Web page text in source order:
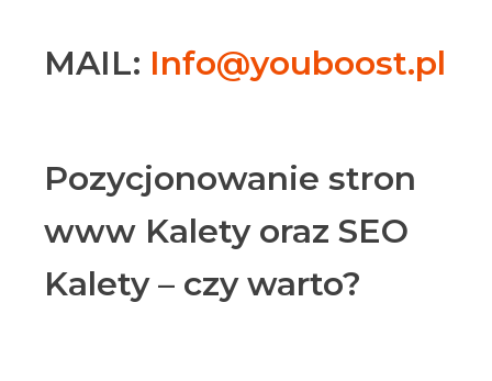
MAIL: Info@youboost.pl
Pozycjonowanie stron
www Kalety oraz SEO
Kalety – czy warto?